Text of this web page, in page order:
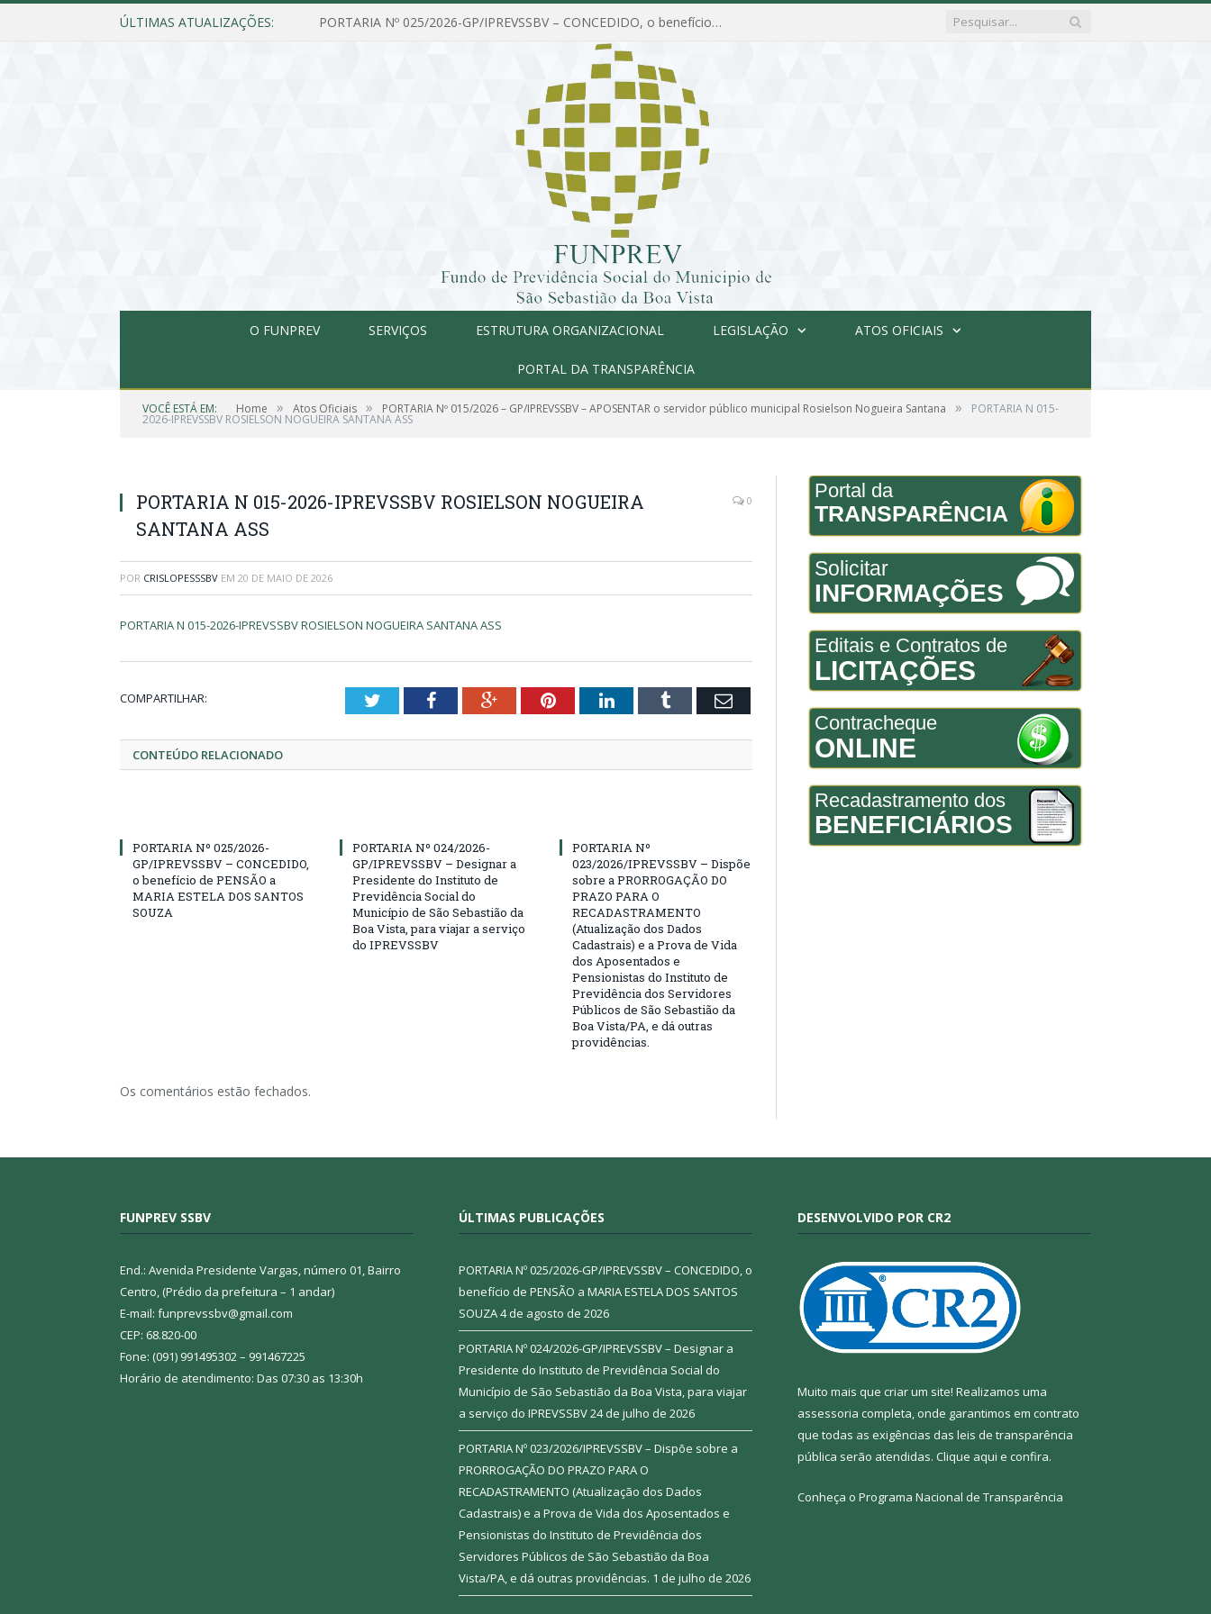
ÚLTIMAS ATUALIZAÇÕES: PORTARIA Nº 025/2026-GP/IPREVSSBV – CONCEDIDO, o benefício de PENSÃO a MARIA ESTELA DOS SANTOS SOUZA
O FUNPREV SERVIÇOS ESTRUTURA ORGANIZACIONAL LEGISLAÇÃO ATOS OFICIAIS
PORTAL DA TRANSPARÊNCIA
VOCÊ ESTÁ EM: Home » Atos Oficiais » PORTARIA Nº 015/2026 – GP/IPREVSSBV – APOSENTAR o servidor público municipal Rosielson Nogueira Santana » PORTARIA N 015-
2026-IPREVSSBV ROSIELSON NOGUEIRA SANTANA ASS
PORTARIA N 015-2026-IPREVSSBV ROSIELSON NOGUEIRA
SANTANA ASS
0
POR CRISLOPESSSBV EM 20 DE MAIO DE 2026
PORTARIA N 015-2026-IPREVSSBV ROSIELSON NOGUEIRA SANTANA ASS
COMPARTILHAR: TwitterFacebookGoogle+PinterestLinkedInTumblr Email
CONTEÚDO RELACIONADO
PORTARIA Nº 025/2026-
GP/IPREVSSBV – CONCEDIDO,
o benefício de PENSÃO a
MARIA ESTELA DOS SANTOS
SOUZA
PORTARIA Nº 024/2026-
GP/IPREVSSBV – Designar a
Presidente do Instituto de
Previdência Social do
Município de São Sebastião da
Boa Vista, para viajar a serviço
do IPREVSSBV
PORTARIA Nº
023/2026/IPREVSSBV – Dispõe
sobre a PRORROGAÇÃO DO
PRAZO PARA O
RECADASTRAMENTO
(Atualização dos Dados
Cadastrais) e a Prova de Vida
dos Aposentados e
Pensionistas do Instituto de
Previdência dos Servidores
Públicos de São Sebastião da
Boa Vista/PA, e dá outras
providências.
Os comentários estão fechados.
Portal da
TRANSPARÊNCIA
Solicitar
INFORMAÇÕES
Editais e Contratos de
LICITAÇÕES
Contracheque
ONLINE
Recadastramento dos
BENEFICIÁRIOS
FUNPREV SSBV
End.: Avenida Presidente Vargas, número 01, Bairro
Centro, (Prédio da prefeitura – 1 andar)
E-mail: funprevssbv@gmail.com
CEP: 68.820-00
Fone: (091) 991495302 – 991467225
Horário de atendimento: Das 07:30 as 13:30h
ÚLTIMAS PUBLICAÇÕES
PORTARIA Nº 025/2026-GP/IPREVSSBV – CONCEDIDO, o
benefício de PENSÃO a MARIA ESTELA DOS SANTOS
SOUZA4 de agosto de 2026
PORTARIA Nº 024/2026-GP/IPREVSSBV – Designar a
Presidente do Instituto de Previdência Social do
Município de São Sebastião da Boa Vista, para viajar
a serviço do IPREVSSBV24 de julho de 2026
PORTARIA Nº 023/2026/IPREVSSBV – Dispõe sobre a
PRORROGAÇÃO DO PRAZO PARA O
RECADASTRAMENTO (Atualização dos Dados
Cadastrais) e a Prova de Vida dos Aposentados e
Pensionistas do Instituto de Previdência dos
Servidores Públicos de São Sebastião da Boa
Vista/PA, e dá outras providências. 1 de julho de 2026
DESENVOLVIDO POR CR2
Muito mais que criar um site! Realizamos uma
assessoria completa, onde garantimos em contrato
que todas as exigências das leis de transparência
pública serão atendidas. Clique aqui e confira.
Conheça o Programa Nacional de Transparência